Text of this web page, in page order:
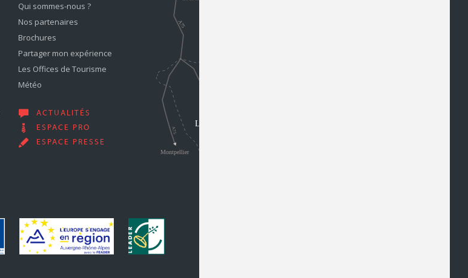
Qui sommes-nous ?
Nos partenaires
Brochures
Partager mon expérience
Les Offices de Tourisme
Météo
ACTUALITÉS
ESPACE PRO
ESPACE PRESSE